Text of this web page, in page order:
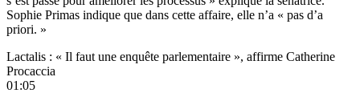
Sophie Primas indique que dans cette affaire, elle n’a « pas d’a
priori. »
Lactalis : « Il faut une enquête parlementaire », affirme Catherine
Procaccia
01:05